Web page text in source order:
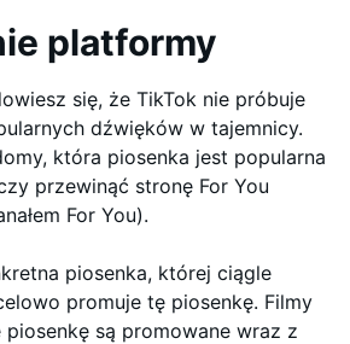
platformy
się, że TikTok nie próbuje
dźwięków w tajemnicy.
która piosenka jest popularna
przewinąć stronę For You
For You).
piosenka, której ciągle
promuje tę piosenkę. Filmy
są promowane wraz z